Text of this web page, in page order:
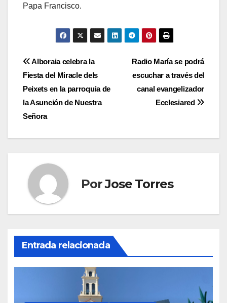
Papa Francisco.
Navegación
de
entradas
Radio María se podrá
escuchar a través del
canal evangelizador
Ecclesiared
Alboraia celebra la
Fiesta del Miracle dels
Peixets en la parroquia de
la Asunción de Nuestra
Señora
PorJose Torres
Entrada relacionada